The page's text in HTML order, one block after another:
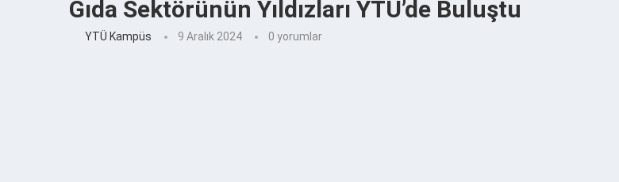
Gıda Sektörünün Yıldızları YTÜ’de Buluştu
YTÜ Kampüs 9 Aralık 2024 0 yorumlar